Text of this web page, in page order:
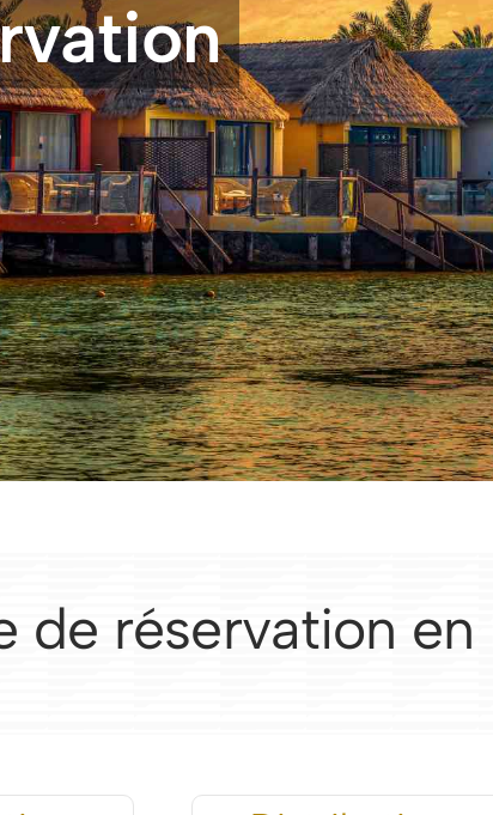
de réservation en